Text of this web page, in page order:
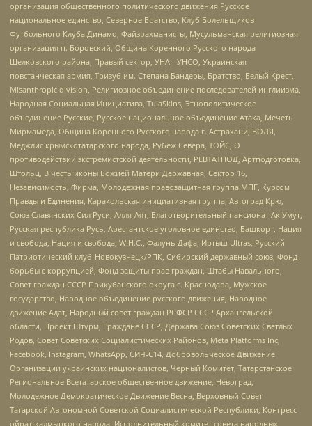
организация общественного политического движения Русское
национальное единство, Северное Братство, Клуб Болельщиков
Футбольного Клуба Динамо, Файзрахманисты, Мусульманская религиозная
организация п. Боровский, Община Коренного Русского народа
Щелковского района, Правый сектор, УНА - УНСО, Украинская
повстанческая армия, Тризуб им. Степана Бандеры, Братство, Белый Крест,
Misanthropic division, Религиозное объединение последователей инглиизма,
Народная Социальная Инициатива, TulaSkins, Этнополитическое
объединение Русские, Русское национальное объединение Атака, Мечеть
Мирмамеда, Община Коренного Русского народа г. Астрахани, ВОЛЯ,
Меджлис крымскотатарского народа, Рубеж Севера, ТОЙС, О
противодействии экстремистской деятельности, РЕВТАТПОД, Артподготовка,
Штольц, В честь иконы Божией Матери Державная, Сектор 16,
Независимость, Фирма, Молодежная правозащитная группа МПГ, Курсом
Правды и Единения, Каракольская инициативная группа, Автоград Крю,
Союз Славянских Сил Руси, Алля-Аят, Благотворительный пансионат Ак Умут,
Русская республика Русь, Арестантское уголовное единство, Башкорт, Нация
и свобода, Нация и свобода, W.H.С., Фалунь Дафа, Иртыш Ultras, Русский
Патриотический клуб-Новокузнецк/РПК, Сибирский державный союз, Фонд
борьбы с коррупцией, Фонд защиты прав граждан, Штабы Навального,
Совет граждан СССР Прикубанского округа г. Краснодара, Мужское
государство, Народное объединение русского движения, Народное
движение Адат, Народный совет граждан РСФСР СССР Архангельской
области, Проект Штурм, Граждане СССР, Держава Союз Советских Светлых
Родов, Совет Советских Социалистических Районов, Meta Platforms Inc,
Facebook, Instagram, WhatsApp, СИЧ-С14, Добровольческое Движение
Организации украинских националистов, Черный Комитет, Татарстанское
Региональное Всетатарское общественное движение, Невоград,
Молодежное Демократическое Движение Весна, Верховный Совет
Татарской Автономной Советской Социалистической Республики, Конгресс
ойрат-калмыцкого народа, Исполнительный комитет совета народных